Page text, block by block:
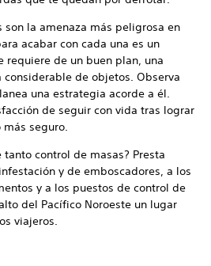
son la amenaza más peligrosa en
acabar con cada una es un
requiere de un buen plan, una
considerable de objetos. Observa
una estrategia acorde a él.
de seguir con vida tras lograr
más seguro.
control de masas? Presta
y de emboscadores, a los
y a los puestos de control de
del Pacífico Noroeste un lugar
viajeros.